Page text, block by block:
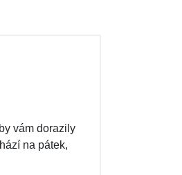
vám dorazily
na pátek,